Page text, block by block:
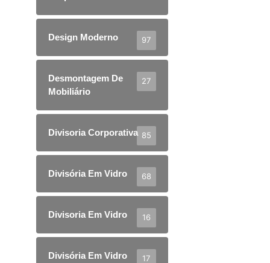
Design Moderno 97
Desmontagem De
Mobiliário
27
Divisoria Corporativa 85
Divisória Em Vidro 68
Divisoria Em Vidro 16
Divisória Em Vidro
17